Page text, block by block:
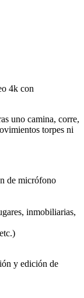
4k con
uno camina, corre,
torpes ni
de micrófono
inmobiliarias,
y edición de